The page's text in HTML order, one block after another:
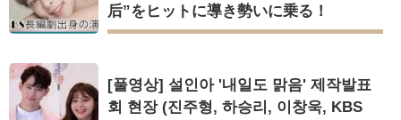
后”をヒットに導き勢いに乗る！
[풀영상] 설인아 '내일도 맑음' 제작발표
회 현장 (진주형, 하승리, 이창욱, KBS